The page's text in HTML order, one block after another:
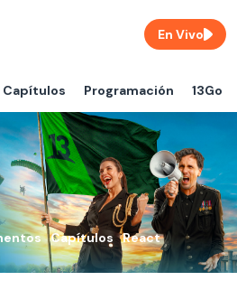
Capítulos Programación 13Go
En Vivo
Capítulos React